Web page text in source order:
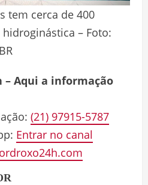
tem cerca de 400
– Foto:
– Aqui a informação
(21) 97915-5787
Entrar no canal